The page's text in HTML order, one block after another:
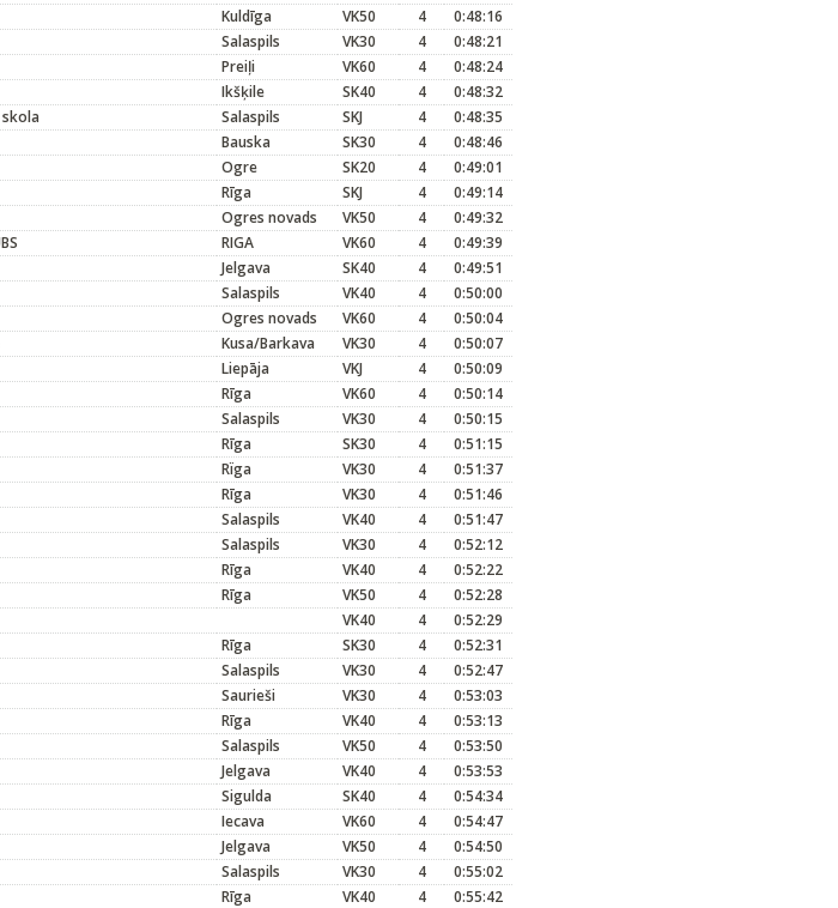
Kuldīga VK50 4
0:48:16
Salaspils VK30 4
0:48:21
Preiļi VK60 4
0:48:24
Ikšķile SK40 4
0:48:32
Salaspils SKJ 4
0:48:35
Bauska SK30 4
0:48:46
Ogre SK20 4
0:49:01
Rīga SKJ 4
0:49:14
Ogres novads VK50 4
0:49:32
RIGA VK60 4
0:49:39
Jelgava SK40 4
0:49:51
Salaspils VK40 4
0:50:00
Ogres novads VK60 4
0:50:04
Kusa/Barkava VK30 4
0:50:07
Liepāja VKJ 4
0:50:09
Rīga VK60 4
0:50:14
Salaspils VK30 4
0:50:15
Rīga SK30 4
0:51:15
Rïga VK30 4
0:51:37
Rīga VK30 4
0:51:46
Salaspils VK40 4
0:51:47
Salaspils VK30 4
0:52:12
Rīga VK40 4
0:52:22
Rīga VK50 4
0:52:28
VK40 4
0:52:29
Rīga SK30 4
0:52:31
Salaspils VK30 4
0:52:47
Saurieši VK30 4
0:53:03
Rīga VK40 4
0:53:13
Salaspils VK50 4
0:53:50
Jelgava VK40 4
0:53:53
Sigulda SK40 4
0:54:34
Iecava VK60 4
0:54:47
Jelgava VK50 4
0:54:50
Salaspils VK30 4
0:55:02
Rīga VK40 4
0:55:42